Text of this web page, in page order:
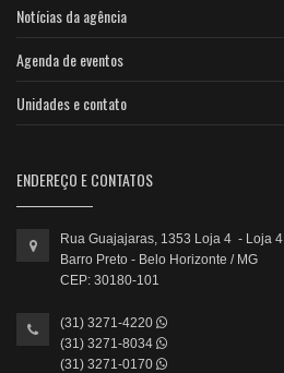
Notícias da agência
Agenda de eventos
Unidades e contato
ENDEREÇO E CONTATOS
Rua Guajajaras, 1353 Loja 4 - Loja 4
Barro Preto - Belo Horizonte / MG
CEP: 30180-101
(31) 3271-4220
(31) 3271-8034
(31) 3271-0170